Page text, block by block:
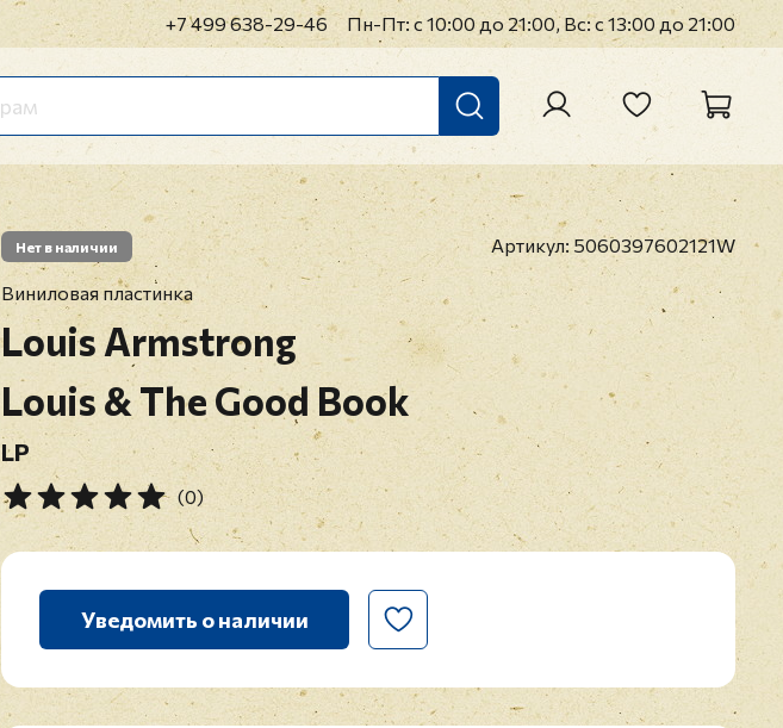
+7 499 638-29-46 Пн-Пт: с 10:00 до 21:00, Вс: с 13:00 до 21:00
Нет в наличии Артикул: 5060397602121W
Виниловая пластинка
Louis Armstrong
Louis & The Good Book
LP
(0)
Уведомить о наличии